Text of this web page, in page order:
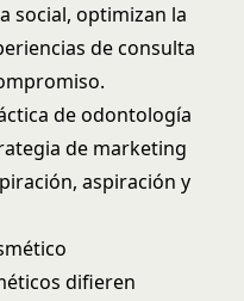
social, optimizan la
de consulta
de odontología
de marketing
aspiración y
difieren